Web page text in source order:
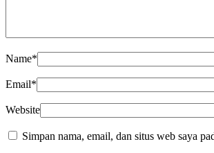
Name*
Email*
Website
Simpan nama, email, dan situs web saya